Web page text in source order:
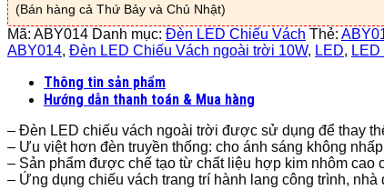
10W
-
ABY014
lượng
(Bán hàng cả Thứ Bảy và Chủ Nhật)
Mã: ABY014 Danh mục: Đèn LED Chiếu Vách Thẻ:
ABY014, Đèn LED Chiếu Vách ngoài trời 10W, LED,
Thông tin sản phẩm
Hướng dẫn thanh toán & Mua hàng
– Đèn LED chiếu vách ngoài trời được sử dụng để thay
– Ưu việt hơn đèn truyền thống: cho ánh sáng không
– Sản phẩm được chế tạo từ chất liệu hợp kim nhôm cao
– Ứng dụng chiếu vách trang trí hành lang công trình,